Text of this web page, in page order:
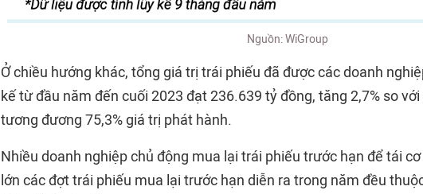
Nguồn: WiGroup
Ở chiều hướng khác, tổng giá trị trái phiếu đã được các doanh
kế từ đầu năm đến cuối 2023 đạt 236.639 tỷ đồng, tăng 2,7% so
tương đương 75,3% giá trị phát hành.
Nhiều doanh nghiệp chủ động mua lại trái phiếu trước hạn để tái
lớn các đợt trái phiếu mua lại trước hạn diễn ra trong năm đều